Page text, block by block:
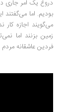
دروغ یک امر جاری
بودیم. اما
می‌گویند اجازه کار
زمین بزنند اما
فردین عاشقانه